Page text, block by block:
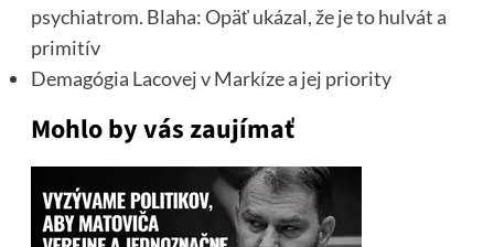
psychiatrom. Blaha: Opäť ukázal, že je to hulvát a
primitív
Demagógia Lacovej v Markíze a jej priority
Mohlo by vás zaujímať